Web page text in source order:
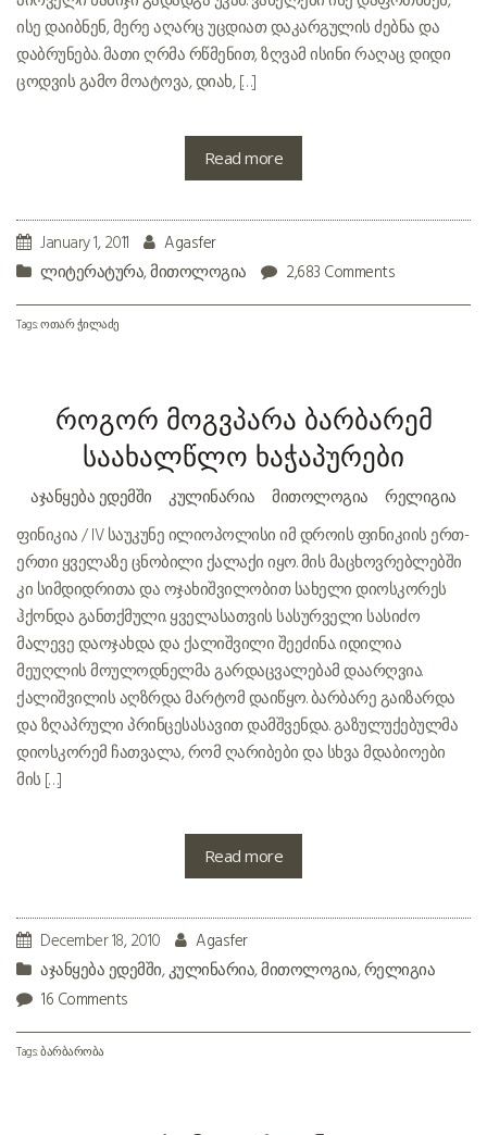
ისე დაიბნენ, მერე აღარც უცდიათ დაკარგულის ძებნა და
დაბრუნება. მათი ღრმა რწმენით, ზღვამ ისინი რაღაც დიდი
ცოდვის გამო მოატოვა, დიახ, […]
Read more
January 1, 2011
Agasfer
ლიტერატურა,მითოლოგია 2,683 Comments
Tags:ოთარ ჭილაძე
როგორ მოგვპარა ბარბარემ
საახალწლო ხაჭაპურები
ᲐᲯᲐᲜᲧᲔᲑᲐ ᲔᲓᲔᲛᲨᲘ ᲙᲣᲚᲘᲜᲐᲠᲘᲐ ᲛᲘᲗᲝᲚᲝᲒᲘᲐ ᲠᲔᲚᲘᲒᲘᲐ
ფინიკია / IV საუკუნე ილიოპოლისი იმ დროის ფინიკიის ერთ-
ერთი ყველაზე ცნობილი ქალაქი იყო. მის მაცხოვრებლებში
კი სიმდიდრითა და ოჯახიშვილობით სახელი დიოსკორეს
ჰქონდა განთქმული. ყველასათვის სასურველი სასიძო
მალევე დაოჯახდა და ქალიშვილი შეეძინა. იდილია
მეუღლის მოულოდნელმა გარდაცვალებამ დაარღვია.
ქალიშვილის აღზრდა მარტომ დაიწყო. ბარბარე გაიზარდა
და ზღაპრული პრინცესასავით დამშვენდა. გაზულუქებულმა
დიოსკორემ ჩათვალა, რომ ღარიბები და სხვა მდაბიოები
მის […]
Read more
December 18, 2010
Agasfer
აჯანყება ედემში,კულინარია,მითოლოგია,რელიგია
16 Comments
Tags:ბარბარობა